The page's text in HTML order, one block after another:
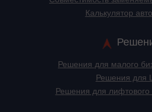
Калькулятор
Решения для малого
Решения для
Решения для лифтового